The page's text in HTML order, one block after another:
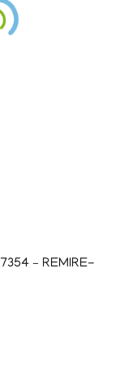
– REMIRE-